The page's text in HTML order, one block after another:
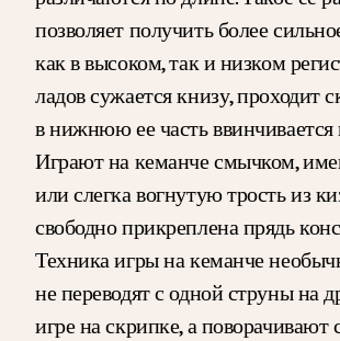
позволяет получить более
как в высоком, так и низком
ладов сужается книзу, проходит
в нижнюю ее часть
Играют на кеманче смычком,
или слегка вогнутую трость из
свободно прикреплена прядь
Техника игры на кеманче
не переводят с одной струны на
игре на скрипке, а